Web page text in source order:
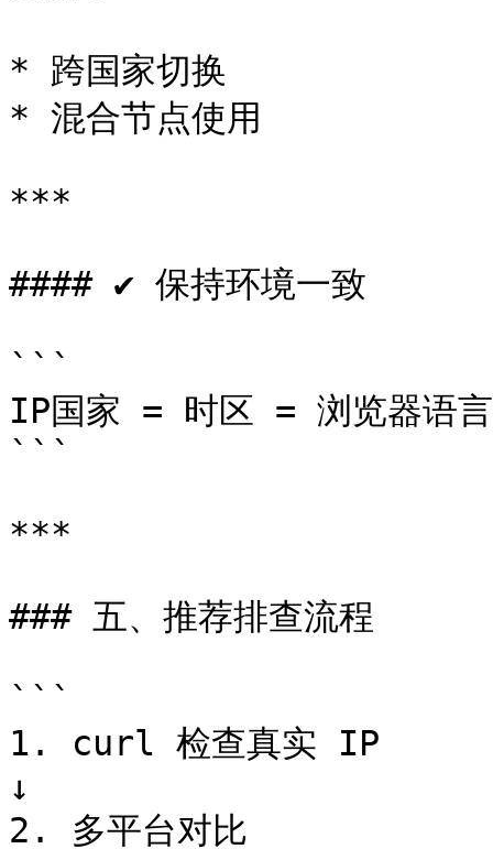
* 跨国家切换
* 混合节点使用
***
#### ✔ 保持环境一致
```
IP国家 = 时区 = 浏览器语言
```
***
### 五、推荐排查流程
```
1. curl 检查真实 IP
↓
2. 多平台对比